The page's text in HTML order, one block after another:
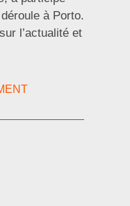
à Porto.
l’actualité et